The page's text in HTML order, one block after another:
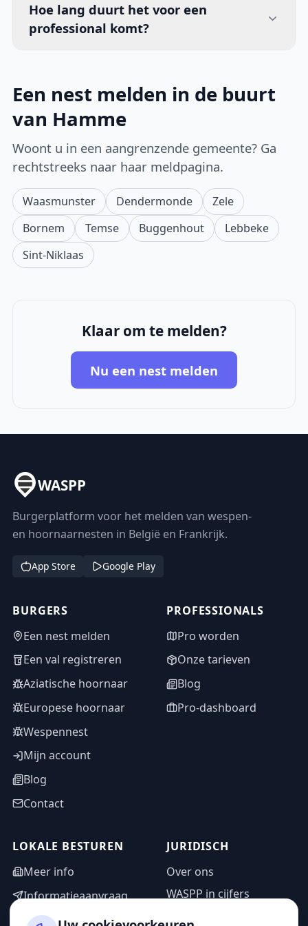
Hoe lang duurt het voor een
professional komt?
Een nest melden in de buurt
van Hamme
Woont u in een aangrenzende gemeente? Ga
rechtstreeks naar haar meldpagina.
Waasmunster Dendermonde
Zele
Bornem
Temse Buggenhout
Lebbeke
Sint-Niklaas
Klaar om te melden?
Nu een nest melden
WASPP
Burgerplatform voor het melden van wespen-
en hoornaarnesten in België en Frankrijk.
App Store Google Play
BURGERS
Een nest melden
Een val registreren
Aziatische hoornaar
Europese hoornaar
Wespennest
Mijn account
Blog
Contact
PROFESSIONALS
Pro worden
Onze tarieven
Blog
Pro-dashboard
LOKALE BESTUREN
Meer info
Informatieaanvraag
Adminzone
JURIDISCH
Over ons
WASPP in cijfers